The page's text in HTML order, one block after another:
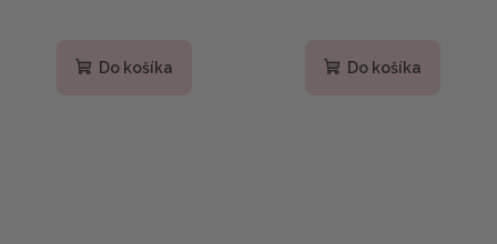
Do košíka Do košíka